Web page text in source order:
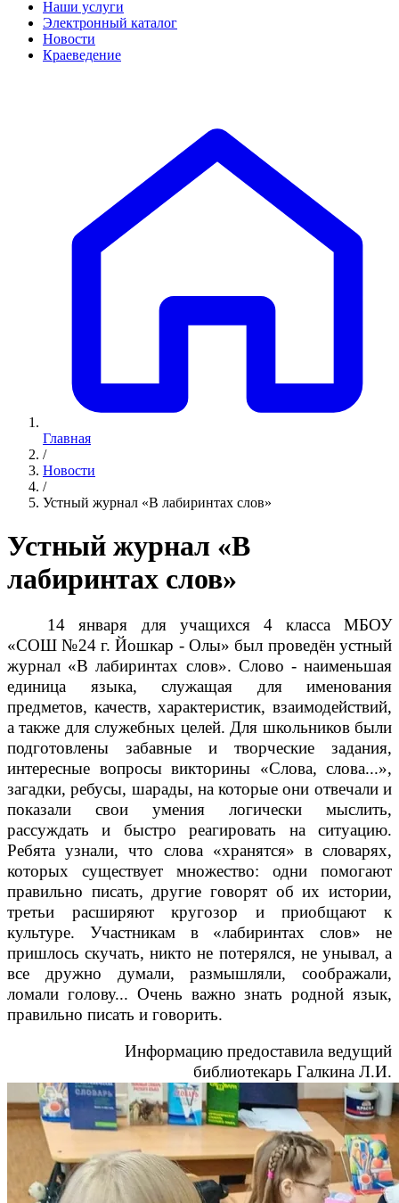
Наши услуги
Электронный каталог
Новости
Краеведение
Главная
/
Новости
/
Устный журнал «В лабиринтах слов»
Устный журнал «В
лабиринтах слов»
14 января для учащихся 4 класса МБОУ
«СОШ №24 г. Йошкар - Олы» был проведён устный
журнал «В лабиринтах слов». Слово - наименьшая
единица языка, служащая для именования
предметов, качеств, характеристик, взаимодействий,
а также для служебных целей. Для школьников были
подготовлены забавные и творческие задания,
интересные вопросы викторины «Слова, слова...»,
загадки, ребусы, шарады, на которые они отвечали и
показали свои умения логически мыслить,
рассуждать и быстро реагировать на ситуацию.
Ребята узнали, что слова «хранятся» в словарях,
которых существует множество: одни помогают
правильно писать, другие говорят об их истории,
третьи расширяют кругозор и приобщают к
культуре. Участникам в «лабиринтах слов» не
пришлось скучать, никто не потерялся, не унывал, а
все дружно думали, размышляли, соображали,
ломали голову... Очень важно знать родной язык,
правильно писать и говорить.
Информацию предоставила ведущий
библиотекарь Галкина Л.И.